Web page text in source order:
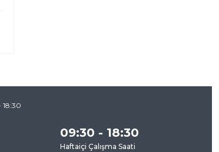
09:30 - 18:30
Haftaiçi Çalışma Saati